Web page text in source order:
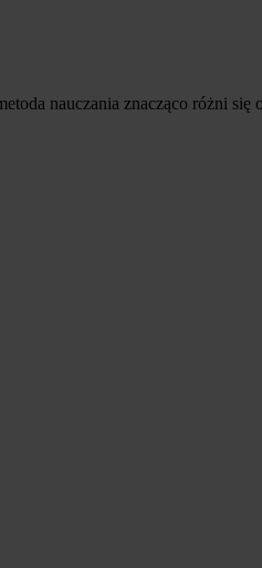
nauczania znacząco różni się